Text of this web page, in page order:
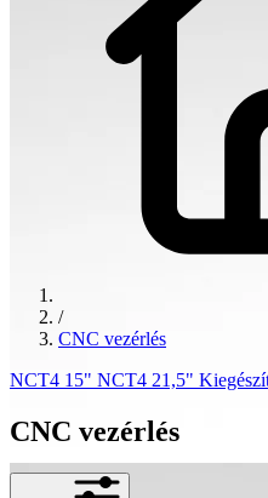
/
CNC vezérlés
NCT4 15" NCT4 21,5"
CNC vezérlés